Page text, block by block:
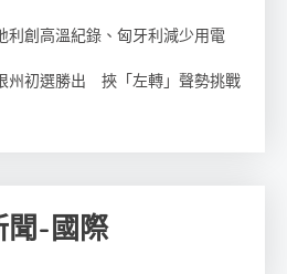
創高溫紀錄、匈牙利減少用電
州初選勝出 挾「左轉」聲勢挑戰
聞-國際